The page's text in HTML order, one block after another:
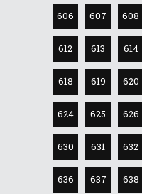
606 607 608
612 613 614
618 619 620
624 625 626
630 631 632
636 637 638